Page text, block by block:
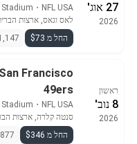
27 אוג'
2026
NFL USA
・
לאס וגאס, ארצות
החל מ $73
11,147 כרטיסים
ראשון
8 נוב'
2026
Francisco
49ers
NFL USA
・
Stadium
סנטה קלרה, ארצות
החל מ $346
1,877